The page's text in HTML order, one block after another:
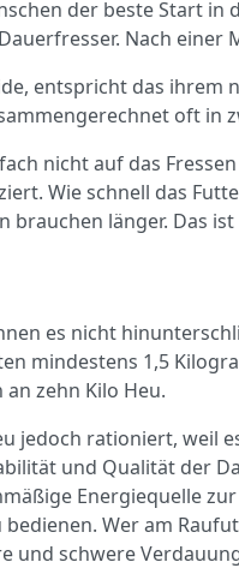
der beste Start
Nach
entspricht das ihrem
oft in
nicht auf das
Wie schnell das
brauchen länger. Das
es nicht
mindestens 1,5
zehn Kilo Heu.
jedoch rationiert, weil
und Qualität der
Energiequelle
Wer am
und schwere